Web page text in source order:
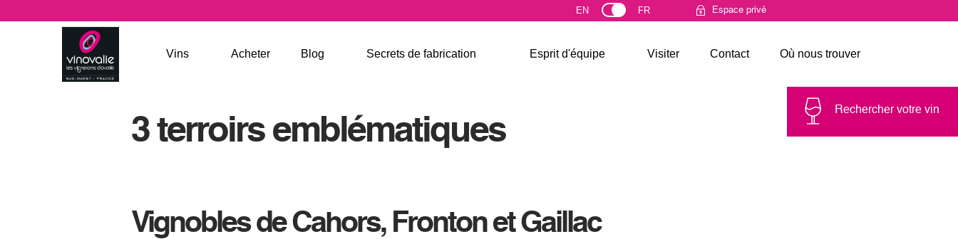
Rechercher votre vin
Espace privé
Vins Acheter Blog Secrets de fabrication Esprit d'équipe Visiter Contact Où nous trouver
LA SOULE DE VINOVALIE
3 terroirs emblématiques
Vignobles de Cahors, Fronton et Gaillac